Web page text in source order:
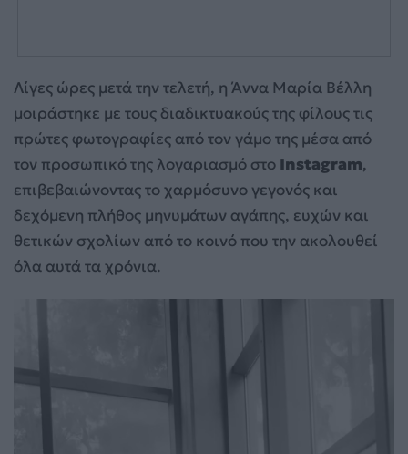
Λίγες ώρες μετά την τελετή, η Άννα Μαρία Βέλλη
μοιράστηκε με τους διαδικτυακούς της φίλους τις
πρώτες φωτογραφίες από τον γάμο της μέσα από
τον προσωπικό της λογαριασμό στο Instagram,
επιβεβαιώνοντας το χαρμόσυνο γεγονός και
δεχόμενη πλήθος μηνυμάτων αγάπης, ευχών και
θετικών σχολίων από το κοινό που την ακολουθεί
όλα αυτά τα χρόνια.